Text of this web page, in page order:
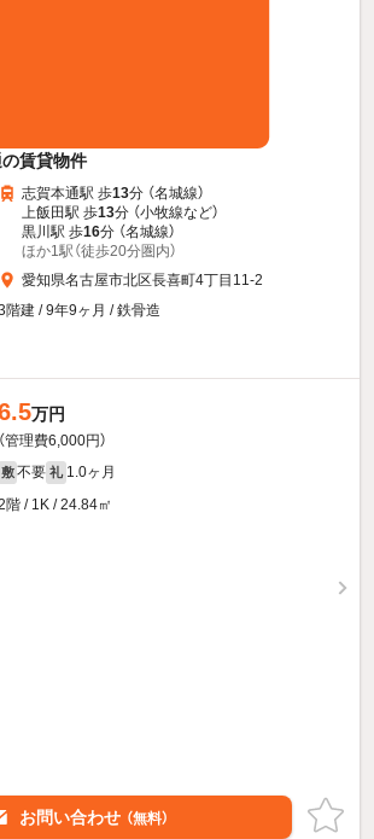
賃貸物件
志賀本通駅 歩13分 （名城線）
上飯田駅 歩13分 （小牧線など）
黒川駅 歩16分 （名城線）
ほか1駅（徒歩20分圏内）
愛知県名古屋市北区長喜町4丁目11-2
階建 / 9年9ヶ月 / 鉄骨造
万円
（管理費6,000円）
敷 不要 礼 1.0ヶ月
階 / 1K / 24.84㎡
お問い合わせ （無料）